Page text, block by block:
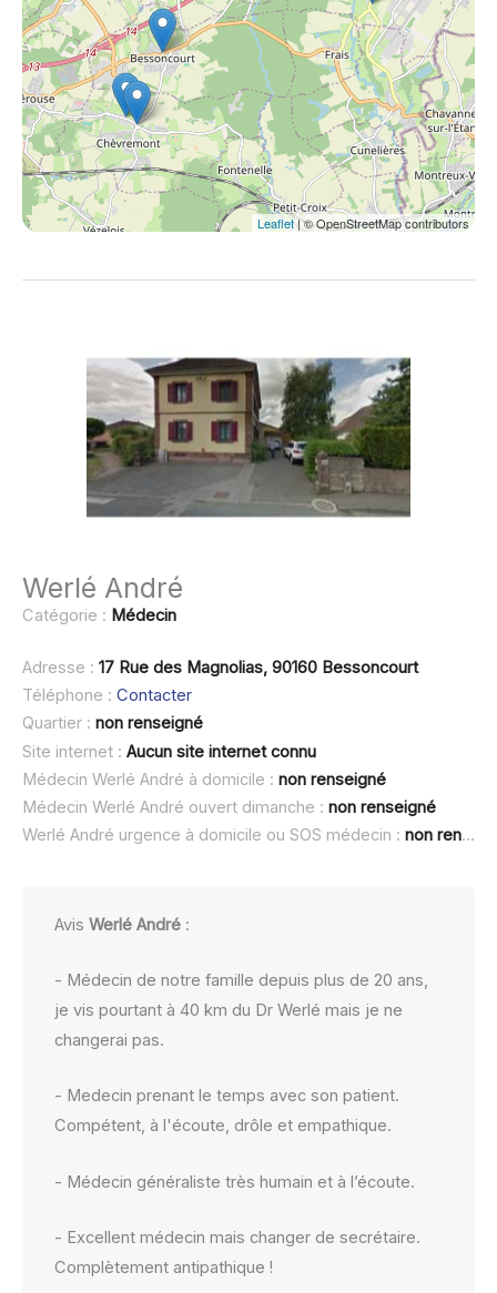
Leaflet| © OpenStreetMap contributors
Werlé André
Catégorie : Médecin
Adresse : 17 Rue des Magnolias, 90160 Bessoncourt
Téléphone : Contacter
Quartier : non renseigné
Site internet : Aucun site internet connu
Médecin Werlé André à domicile : non renseigné
Médecin Werlé André ouvert dimanche : non renseigné
Werlé André urgence à domicile ou SOS médecin : non renseigné
AvisWerlé André :
- Médecin de notre famille depuis plus de 20 ans,
je vis pourtant à 40 km du Dr Werlé mais je ne
changerai pas.
- Medecin prenant le temps avec son patient.
Compétent, à l'écoute, drôle et empathique.
- Médecin généraliste très humain et à l’écoute.
- Excellent médecin mais changer de secrétaire.
Complètement antipathique !